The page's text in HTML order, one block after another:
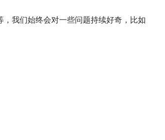
，我们始终会对一些问题持续好奇，比如